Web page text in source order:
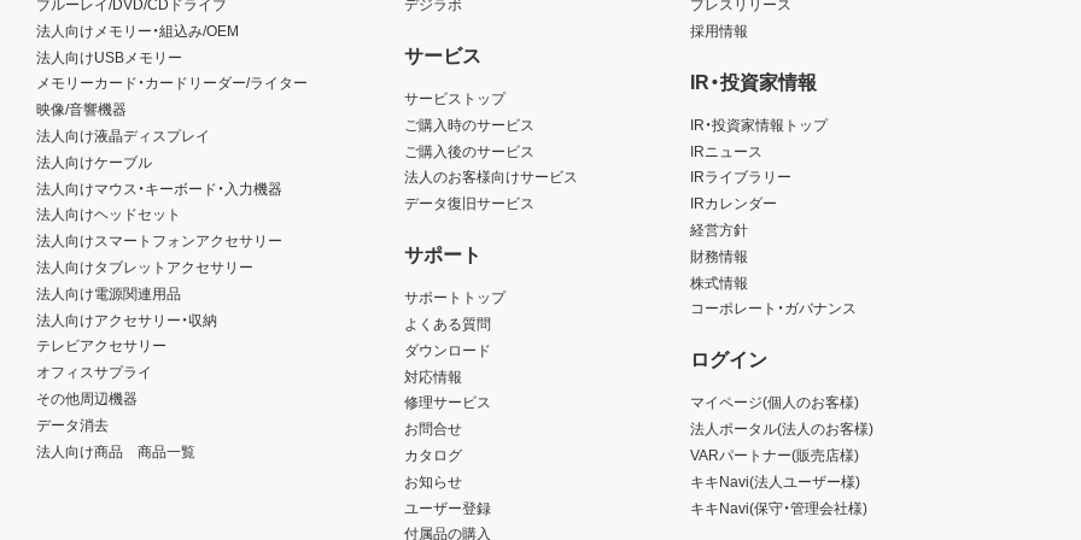
法人向けメモリー・組込み/OEM
法人向けUSBメモリー
メモリーカード・カードリーダー/ライター
映像/音響機器
法人向け液晶ディスプレイ
法人向けケーブル
法人向けマウス・キーボード・入力機器
法人向けヘッドセット
法人向けスマートフォンアクセサリー
法人向けタブレットアクセサリー
法人向け電源関連用品
法人向けアクセサリー・収納
テレビアクセサリー
オフィスサプライ
その他周辺機器
データ消去
法人向け商品 商品一覧
サービス
サービストップ
ご購入時のサービス
ご購入後のサービス
法人のお客様向けサービス
データ復旧サービス
サポート
サポートトップ
よくある質問
ダウンロード
対応情報
修理サービス
お問合せ
カタログ
お知らせ
ユーザー登録
付属品の購入
採用情報
IR・投資家情報
IR・投資家情報トップ
IRニュース
IRライブラリー
IRカレンダー
経営方針
財務情報
株式情報
コーポレート・ガバナンス
ログイン
マイページ(個人のお客様)
法人ポータル(法人のお客様)
VARパートナー(販売店様)
キキNavi(法人ユーザー様)
キキNavi(保守・管理会社様)